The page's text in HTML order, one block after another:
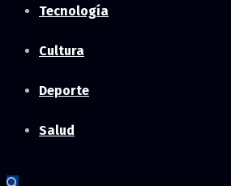
Tecnología
Cultura
Deporte
Salud